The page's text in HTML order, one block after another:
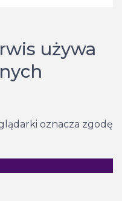
używa
oznacza zgodę